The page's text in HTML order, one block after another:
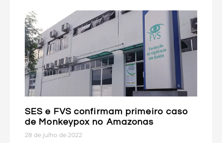
SES e FVS confirmam primeiro caso
de Monkeypox no Amazonas
28 de julho de 2022